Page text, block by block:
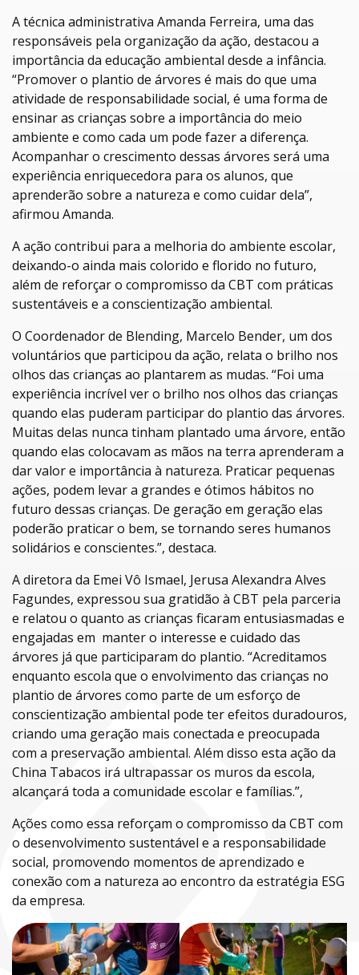
A técnica administrativa Amanda Ferreira, uma das
responsáveis pela organização da ação, destacou a
importância da educação ambiental desde a infância.
“Promover o plantio de árvores é mais do que uma
atividade de responsabilidade social, é uma forma de
ensinar as crianças sobre a importância do meio
ambiente e como cada um pode fazer a diferença.
Acompanhar o crescimento dessas árvores será uma
experiência enriquecedora para os alunos, que
aprenderão sobre a natureza e como cuidar dela”,
afirmou Amanda.
A ação contribui para a melhoria do ambiente escolar,
deixando-o ainda mais colorido e florido no futuro,
além de reforçar o compromisso da CBT com práticas
sustentáveis e a conscientização ambiental.
O Coordenador de Blending, Marcelo Bender, um dos
voluntários que participou da ação, relata o brilho nos
olhos das crianças ao plantarem as mudas. “Foi uma
experiência incrível ver o brilho nos olhos das crianças
quando elas puderam participar do plantio das árvores.
Muitas delas nunca tinham plantado uma árvore, então
quando elas colocavam as mãos na terra aprenderam a
dar valor e importância à natureza. Praticar pequenas
ações, podem levar a grandes e ótimos hábitos no
futuro dessas crianças. De geração em geração elas
poderão praticar o bem, se tornando seres humanos
solidários e conscientes.”, destaca.
A diretora da Emei Vô Ismael, Jerusa Alexandra Alves
Fagundes, expressou sua gratidão à CBT pela parceria
e relatou o quanto as crianças ficaram entusiasmadas e
engajadas em manter o interesse e cuidado das
árvores já que participaram do plantio. “Acreditamos
enquanto escola que o envolvimento das crianças no
plantio de árvores como parte de um esforço de
conscientização ambiental pode ter efeitos duradouros,
criando uma geração mais conectada e preocupada
com a preservação ambiental. Além disso esta ação da
China Tabacos irá ultrapassar os muros da escola,
alcançará toda a comunidade escolar e famílias.”,
Ações como essa reforçam o compromisso da CBT com
o desenvolvimento sustentável e a responsabilidade
social, promovendo momentos de aprendizado e
conexão com a natureza ao encontro da estratégia ESG
da empresa.